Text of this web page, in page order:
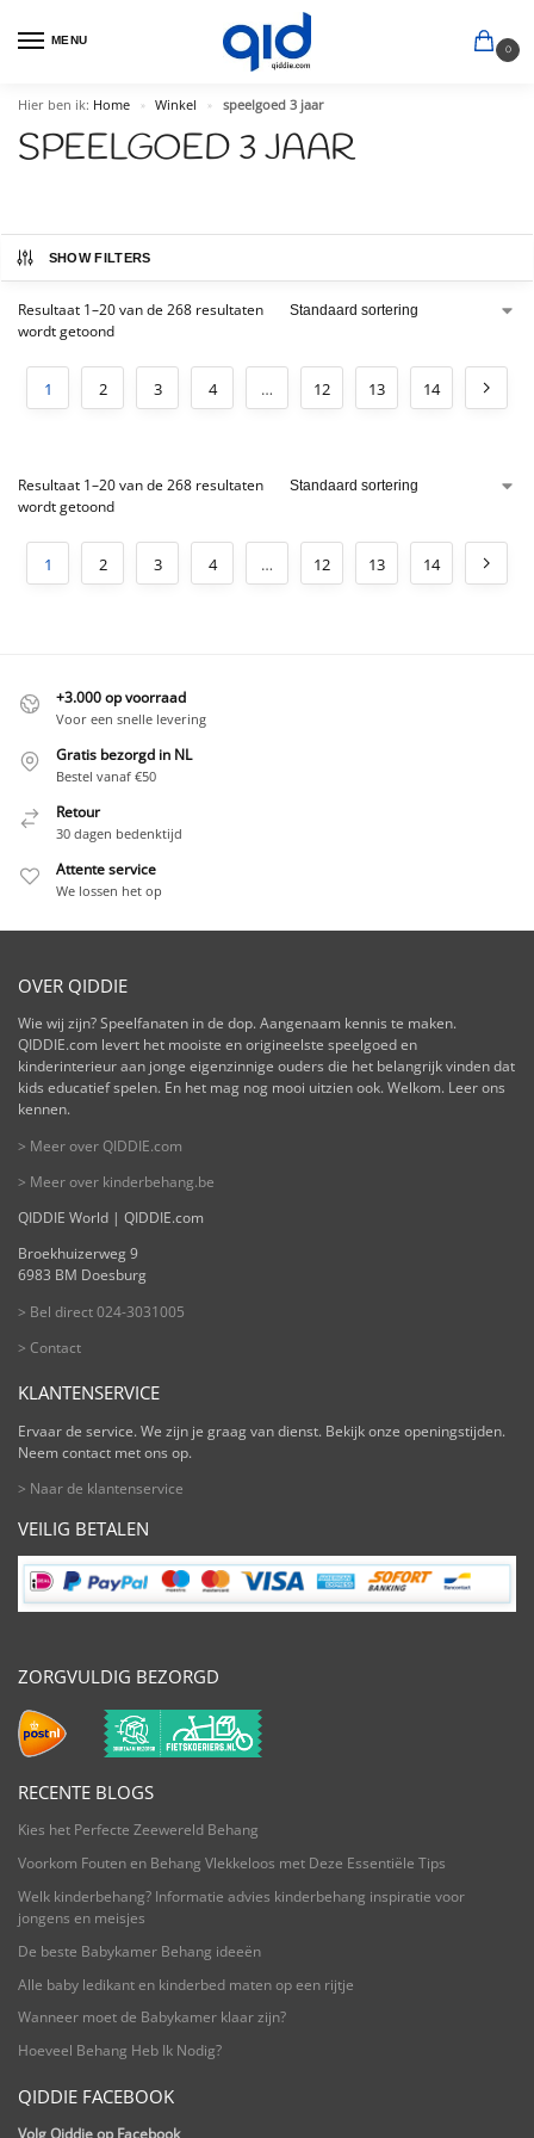
MENU
0
Hier ben ik: Home » Winkel » speelgoed 3 jaar
SPEELGOED 3 JAAR
SHOW FILTERS
Resultaat 1–20 van de 268 resultaten
wordt getoond
1 2 3 4 … 12 13 14
Resultaat 1–20 van de 268 resultaten
wordt getoond
1 2 3 4 … 12 13 14
+3.000 op voorraad
Voor een snelle levering
Gratis bezorgd in NL
Bestel vanaf €50
Retour
30 dagen bedenktijd
Attente service
We lossen het op
OVER QIDDIE
Wie wij zijn? Speelfanaten in de dop. Aangenaam kennis te maken.
QIDDIE.com levert het mooiste en origineelste speelgoed en
kinderinterieur aan jonge eigenzinnige ouders die het belangrijk vinden dat
kids educatief spelen. En het mag nog mooi uitzien ook. Welkom. Leer ons
kennen.
> Meer over QIDDIE.com
> Meer over kinderbehang.be
QIDDIE World | QIDDIE.com
Broekhuizerweg 9
6983 BM Doesburg
> Bel direct 024-3031005
> Contact
KLANTENSERVICE
Ervaar de service. We zijn je graag van dienst. Bekijk onze openingstijden.
Neem contact met ons op.
> Naar de klantenservice
VEILIG BETALEN
ZORGVULDIG BEZORGD
RECENTE BLOGS
Kies het Perfecte Zeewereld Behang
Voorkom Fouten en Behang Vlekkeloos met Deze Essentiële Tips
Welk kinderbehang? Informatie advies kinderbehang inspiratie voor
jongens en meisjes
De beste Babykamer Behang ideeën
Alle baby ledikant en kinderbed maten op een rijtje
Wanneer moet de Babykamer klaar zijn?
Hoeveel Behang Heb Ik Nodig?
QIDDIE FACEBOOK